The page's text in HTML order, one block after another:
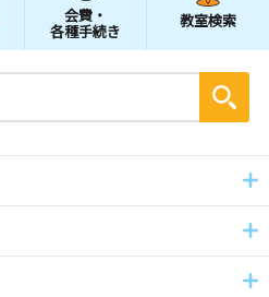
会費・
各種手続き
教室検索